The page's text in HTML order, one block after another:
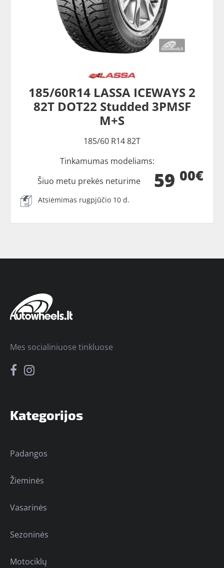
185/60R14 LASSA ICEWAYS 2
82T DOT22 Studded 3PMSF
M+S
185/60 R14 82T
Tinkamumas modeliams:
59 00€
Šiuo metu prekės neturime
Atsiėmimas rugpjūčio 10 d.
Kategorijos
Padangos
Žieminės
Vasarinės
Sezoninės
Motociklų
Mes socialiniuose tinkluose